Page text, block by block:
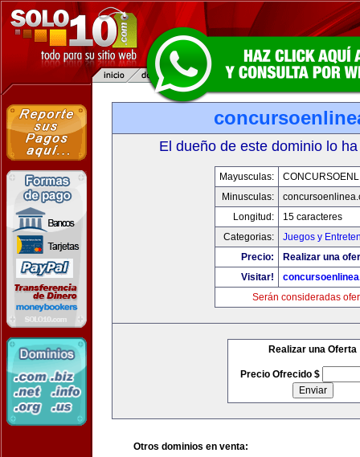
El dueño de este dominio lo
Mayusculas:
Minusculas:
Longitud:
15 caracteres
Categorias:
Juegos y
Precio:
Realizar una
Visitar!
Serán consideradas
Realizar una Oferta
Precio Ofrecido $
Otros dominios en venta: